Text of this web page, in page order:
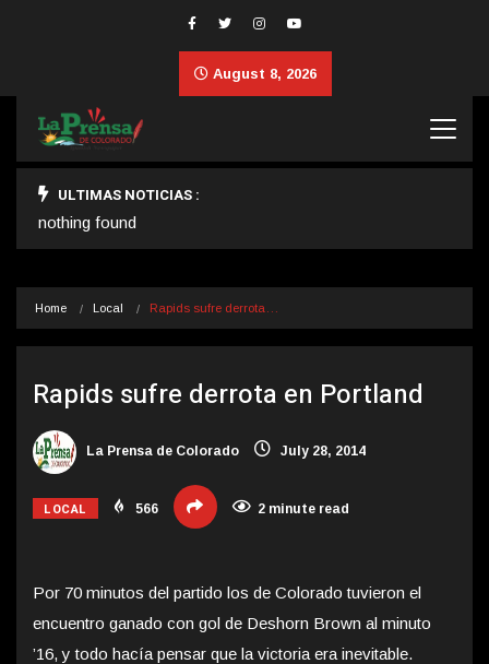
August 8, 2026
ULTIMAS NOTICIAS :
nothing found
Home Local Rapids sufre derrota…
Rapids sufre derrota en Portland
La Prensa de Colorado July 28, 2014
LOCAL 566 2 minute read
Por 70 minutos del partido los de Colorado tuvieron el
encuentro ganado con gol de Deshorn Brown al minuto
’16, y todo hacía pensar que la victoria era inevitable.